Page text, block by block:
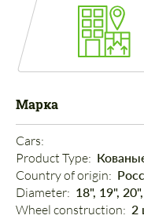
Марка
Cars:
Product Type:
Country of origin:
Diameter: 18", 19",
Wheel construction: 2